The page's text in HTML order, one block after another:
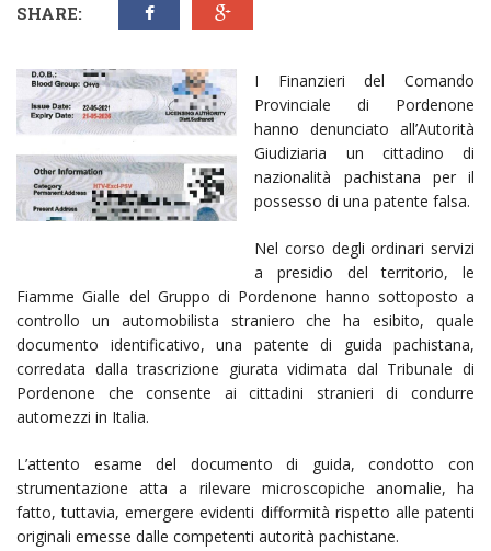
SHARE:
I Finanzieri del Comando
Provinciale di Pordenone
hanno denunciato all’Autorità
Giudiziaria un cittadino di
nazionalità pachistana per il
possesso di una patente falsa.
Nel corso degli ordinari servizi
a presidio del territorio, le
Fiamme Gialle del Gruppo di Pordenone hanno sottoposto a
controllo un automobilista straniero che ha esibito, quale
documento identificativo, una patente di guida pachistana,
corredata dalla trascrizione giurata vidimata dal Tribunale di
Pordenone che consente ai cittadini stranieri di condurre
automezzi in Italia.
L’attento esame del documento di guida, condotto con
strumentazione atta a rilevare microscopiche anomalie, ha
fatto, tuttavia, emergere evidenti difformità rispetto alle patenti
originali emesse dalle competenti autorità pachistane.